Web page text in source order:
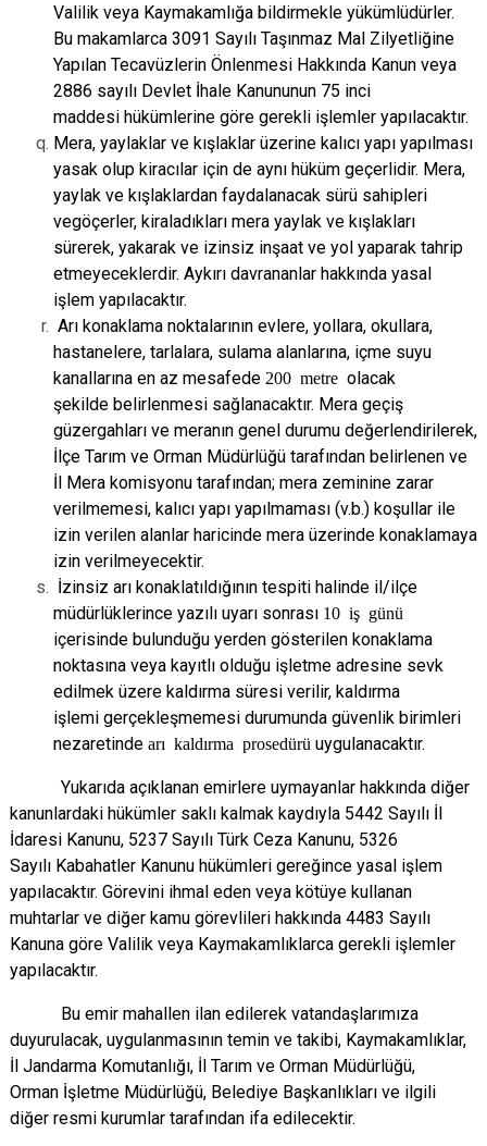
Valilik veya Kaymakamlığa bildirmekle yükümlüdürler.
Bu makamlarca 3091 Sayılı Taşınmaz Mal Zilyetliğine
Yapılan Tecavüzlerin Önlenmesi Hakkında Kanun veya
2886 sayılı Devlet İhale Kanununun 75 inci
maddesi hükümlerine göre gerekli işlemler yapılacaktır.
Mera, yaylaklar ve kışlaklar üzerine kalıcı yapı yapılması
yasak olup kiracılar için de aynı hüküm geçerlidir. Mera,
yaylak ve kışlaklardan faydalanacak sürü sahipleri
vegöçerler, kiraladıkları mera yaylak ve kışlakları
sürerek, yakarak ve izinsiz inşaat ve yol yaparak tahrip
etmeyeceklerdir. Aykırı davrananlar hakkında yasal
işlem yapılacaktır.
Arı konaklama noktalarının evlere, yollara, okullara,
hastanelere, tarlalara, sulama alanlarına, içme suyu
kanallarına en az mesafede 200 metre olacak
şekilde belirlenmesi sağlanacaktır. Mera geçiş
güzergahları ve meranın genel durumu değerlendirilerek,
İlçe Tarım ve Orman Müdürlüğü tarafından belirlenen ve
İl Mera komisyonu tarafından; mera zeminine zarar
verilmemesi, kalıcı yapı yapılmaması (v.b.) koşullar ile
izin verilen alanlar haricinde mera üzerinde konaklamaya
izin verilmeyecektir.
İzinsiz arı konaklatıldığının tespiti halinde il/ilçe
müdürlüklerince yazılı uyarı sonrası 10 iş günü
içerisinde bulunduğu yerden gösterilen konaklama
noktasına veya kayıtlı olduğu işletme adresine sevk
edilmek üzere kaldırma süresi verilir, kaldırma
işlemi gerçekleşmemesi durumunda güvenlik birimleri
nezaretinde arı kaldırma prosedürü uygulanacaktır.
Yukarıda açıklanan emirlere uymayanlar hakkında diğer
kanunlardaki hükümler saklı kalmak kaydıyla 5442 Sayılı İl
İdaresi Kanunu, 5237 Sayılı Türk Ceza Kanunu, 5326
Sayılı Kabahatler Kanunu hükümleri gereğince yasal işlem
yapılacaktır. Görevini ihmal eden veya kötüye kullanan
muhtarlar ve diğer kamu görevlileri hakkında 4483 Sayılı
Kanuna göre Valilik veya Kaymakamlıklarca gerekli işlemler
yapılacaktır.
Bu emir mahallen ilan edilerek vatandaşlarımıza
duyurulacak, uygulanmasının temin ve takibi, Kaymakamlıklar,
İl Jandarma Komutanlığı, İl Tarım ve Orman Müdürlüğü,
Orman İşletme Müdürlüğü, Belediye Başkanlıkları ve ilgili
diğer resmi kurumlar tarafından ifa edilecektir.